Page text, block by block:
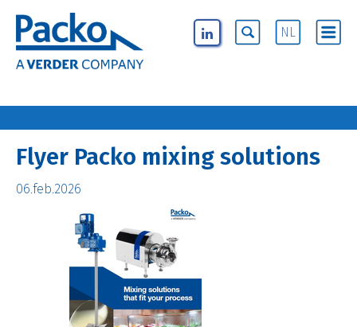
NL
Flyer Packo mixing solutions
06.feb.2026